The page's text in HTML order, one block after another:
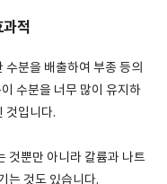
적
분을 배출하여 부종 등의
수분을 너무 많이 유지하
것입니다.
것뿐만 아니라 칼륨과 나트
는 것도 있습니다.